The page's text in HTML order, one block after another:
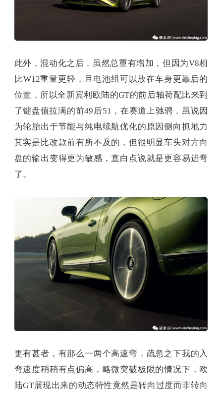
此外，混动化之后，虽然总重有增加，但因为V8相
比W12重量更轻，且电池组可以放在车身更靠后的
位置，所以全新宾利欧陆的GT的前后轴荷配比来到
了键盘值拉满的前49后51，在赛道上驰骋，虽说因
为轮胎出于节能与纯电续航优化的原因侧向抓地力
其实是比改款前有所不及的，但很明显车头对方向
盘的输出变得更为敏感，直白点说就是更容易进弯
了。
更有甚者，有那么一两个高速弯，疏忽之下我的入
弯速度稍稍有点偏高，略微突破极限的情况下，欧
陆GT展现出来的动态特性竟然是转向过度而非转向